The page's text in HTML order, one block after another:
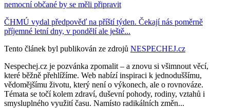
nemocní občané by se měli připravit
ČHMÚ vydal předpověď na příští týden. Čekají nás poměrně
příjemné letní dny, v pondělí ale ještě...
Tento článek byl publikován ze zdrojů NESPECHEJ.cz
Nespechej.cz je pozvánka zpomalit – a znovu si všimnout věcí,
které běžně přehlížíme. Web nabízí inspiraci k jednoduššímu,
vědomějšímu životu, který není o výkonech, ale o rovnováze.
Témata se točí kolem zdraví, duševní pohody, rodiny, vztahů i
smysluplného využití času. Namísto radikálních změn...